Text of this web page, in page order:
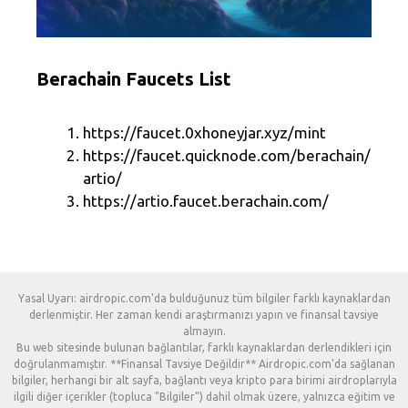
Berachain Faucets List
https://faucet.0xhoneyjar.xyz/mint
https://faucet.quicknode.com/berachain/
artio/
https://artio.faucet.berachain.com/
Yasal Uyarı: airdropic.com'da bulduğunuz tüm bilgiler farklı kaynaklardan
derlenmiştir. Her zaman kendi araştırmanızı yapın ve finansal tavsiye
almayın.
Bu web sitesinde bulunan bağlantılar, farklı kaynaklardan derlendikleri için
doğrulanmamıştır. **Finansal Tavsiye Değildir** Airdropic.com'da sağlanan
bilgiler, herhangi bir alt sayfa, bağlantı veya kripto para birimi airdroplarıyla
ilgili diğer içerikler (topluca "Bilgiler") dahil olmak üzere, yalnızca eğitim ve